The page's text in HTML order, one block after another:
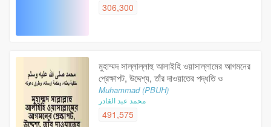
306,300
মুহাম্মদ সাল্লাল্লাহু আলাইহি ওয়াসাল্লামের আগমনের
প্রেক্ষাপট, উদ্দেশ্য, তাঁর দাওয়াতের পদ্ধতি ও
Muhammad (PBUH)
محمد عبد القادر
491,575